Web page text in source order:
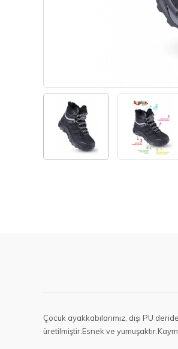
Çocuk ayakkabılarımız, dışı PU
üretilmiştir.Esnek ve